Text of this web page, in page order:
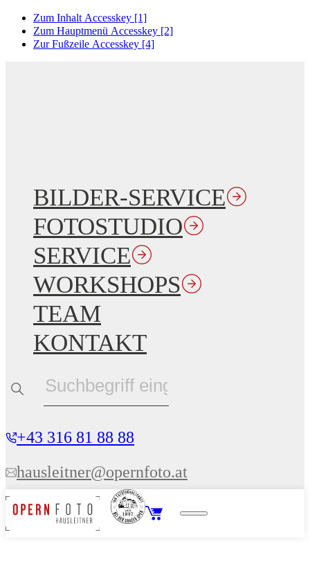
Zum Inhalt Accesskey [1]
Zum Hauptmenü Accesskey [2]
Zur Fußzeile Accesskey [4]
BILDER-SERVICE
FOTOSTUDIO
SERVICE
WORKSHOPS
TEAM
KONTAKT
+43 316 81 88 88
hausleitner@opernfoto.at